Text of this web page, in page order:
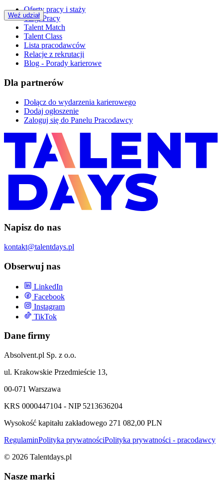
Weź udział
Oferty pracy i staży
Targi Pracy
Talent Match
Talent Class
Lista pracodawców
Relacje z rekrutacji
Blog - Porady karierowe
Dla partnerów
Dołącz do wydarzenia karierowego
Dodaj ogłoszenie
Zaloguj się do Panelu Pracodawcy
Napisz do nas
kontakt@talentdays.pl
Obserwuj nas
LinkedIn
Facebook
Instagram
TikTok
Dane firmy
Absolvent.pl Sp. z o.o.
ul. Krakowskie Przedmieście 13,
00-071 Warszawa
KRS 0000447104 - NIP 5213636204
Wysokość kapitału zakładowego 271 082,00 PLN
RegulaminPolityka prywatnościPolityka prywatności - pracodawcy
© 2026 Talentdays.pl
Nasze marki